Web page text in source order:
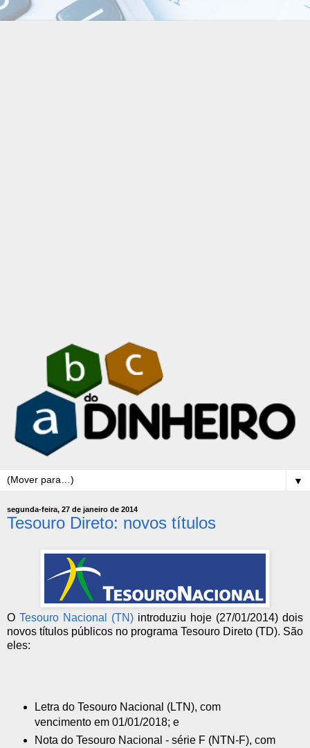
▼
segunda-feira, 27 de janeiro de 2014
Tesouro Direto: novos títulos
O Tesouro Nacional (TN) introduziu hoje (27/01/2014) dois
novos títulos públicos no programa Tesouro Direto (TD). São
eles:
Letra do Tesouro Nacional (LTN), com
vencimento em 01/01/2018; e
Nota do Tesouro Nacional - série F (NTN-F), com